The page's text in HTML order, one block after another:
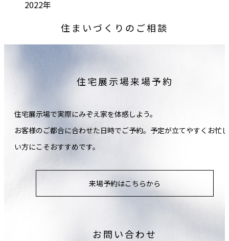
2022年
住まいづくりのご相談
住宅展示場来場予約
住宅展示場で実際にみぞえ家を体感しよう。
お客様のご都合に合わせた日時でご予約。予定が立てやすくお忙し
い方にこそおすすめです。
来場予約はこちらから
お問い合わせ